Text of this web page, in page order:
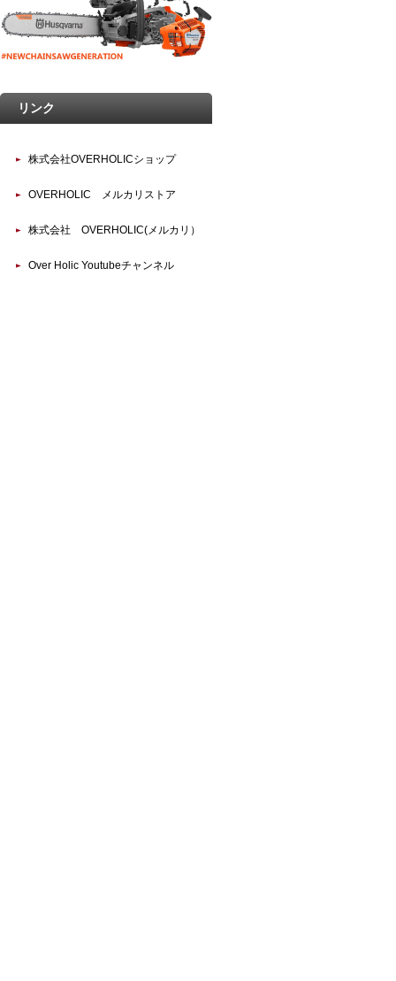
リンク
株式会社OVERHOLICショップ
OVERHOLIC メルカリストア
株式会社 OVERHOLIC(メルカリ）
Over Holic Youtubeチャンネル